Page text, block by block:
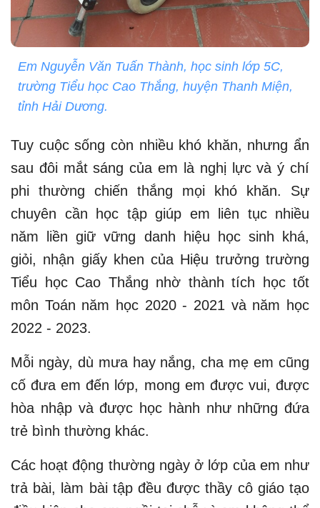
Em Nguyễn Văn Tuấn Thành, học sinh lớp 5C,
trường Tiểu học Cao Thắng, huyện Thanh Miện,
tỉnh Hải Dương.
Tuy cuộc sống còn nhiều khó khăn, nhưng ẩn
sau đôi mắt sáng của em là nghị lực và ý chí
phi thường chiến thắng mọi khó khăn. Sự
chuyên cần học tập giúp em liên tục nhiều
năm liền giữ vững danh hiệu học sinh khá,
giỏi, nhận giấy khen của Hiệu trưởng trường
Tiểu học Cao Thắng nhờ thành tích học tốt
môn Toán năm học 2020 - 2021 và năm học
2022 - 2023.
Mỗi ngày, dù mưa hay nắng, cha mẹ em cũng
cố đưa em đến lớp, mong em được vui, được
hòa nhập và được học hành như những đứa
trẻ bình thường khác.
Các hoạt động thường ngày ở lớp của em như
trả bài, làm bài tập đều được thầy cô giáo tạo